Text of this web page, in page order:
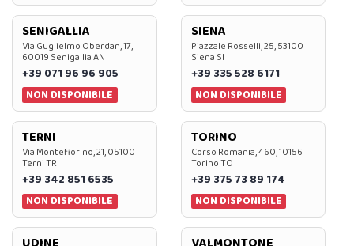
SENIGALLIA
Via Guglielmo Oberdan, 17,
60019 Senigallia AN
+39 071 96 96 905
NON DISPONIBILE
SIENA
Piazzale Rosselli, 25, 53100
Siena SI
+39 335 528 6171
NON DISPONIBILE
TERNI
Via Montefiorino, 21, 05100
Terni TR
+39 342 851 6535
NON DISPONIBILE
TORINO
Corso Romania, 460, 10156
Torino TO
+39 375 73 89 174
NON DISPONIBILE